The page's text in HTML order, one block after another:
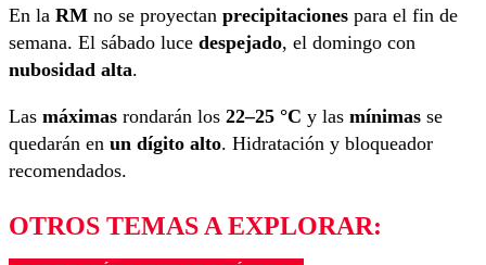
En la RM no se proyectan precipitaciones para el fin de
semana. El sábado luce despejado, el domingo con
nubosidad alta.
Las máximas rondarán los 22–25 °C y las mínimas se
quedarán en un dígito alto. Hidratación y bloqueador
recomendados.
OTROS TEMAS A EXPLORAR: